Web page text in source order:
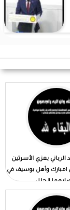
يعزي الأسرتين
امبارك وأهل بوسيف في
الجلل